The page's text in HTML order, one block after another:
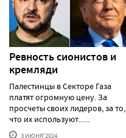
Ревность сионистов и
кремляди
Палестинцы в Секторе Газа
платят огромную цену. За
просчеты своих лидеров, за то,
что их используют......
3 ИЮНЯ'2024